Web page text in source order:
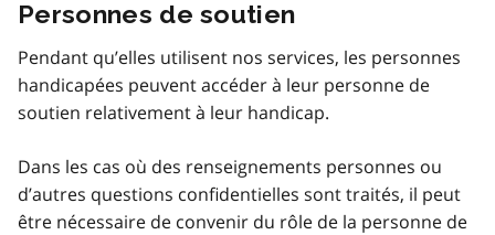
Personnes de soutien
Pendant qu’elles utilisent nos services, les personnes
handicapées peuvent accéder à leur personne de
soutien relativement à leur handicap.
Dans les cas où des renseignements personnes ou
d’autres questions confidentielles sont traités, il peut
être nécessaire de convenir du rôle de la personne de